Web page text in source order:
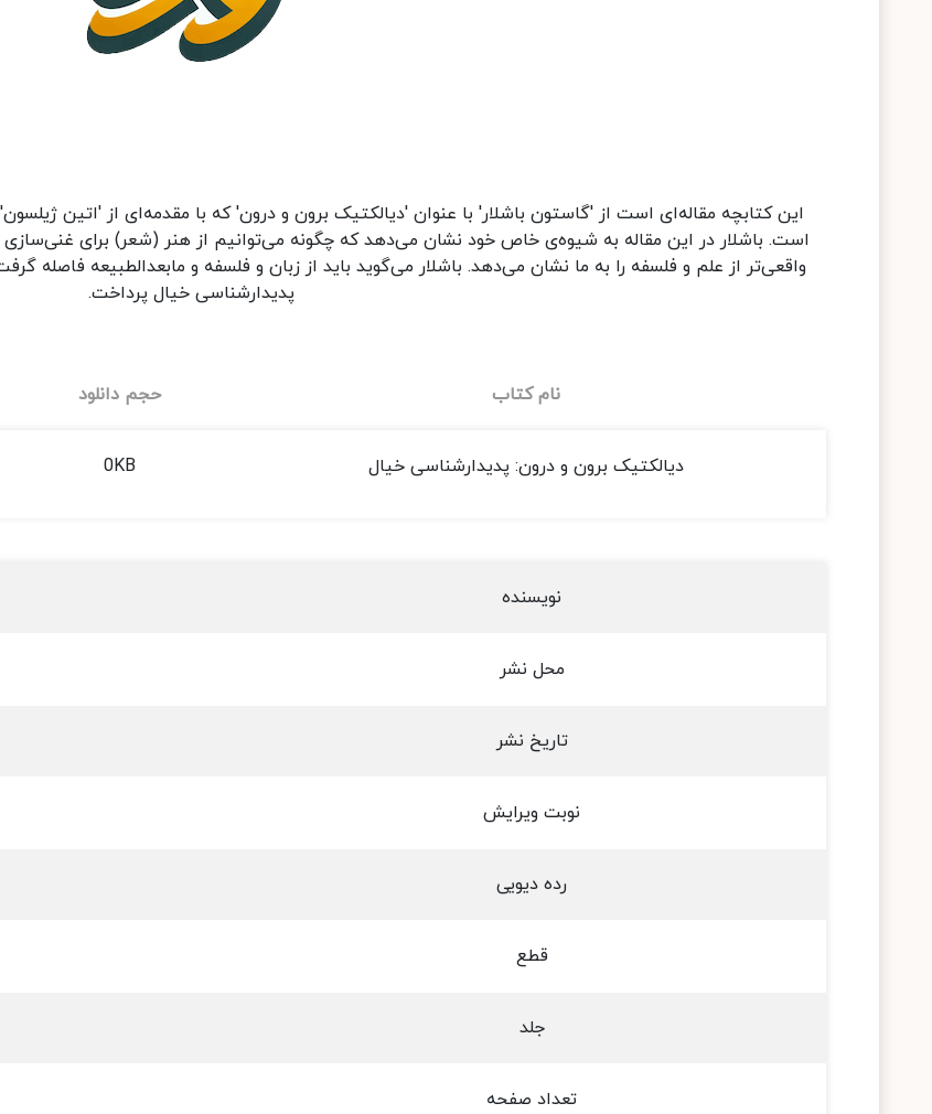
این کتابچه مقاله‌ای است از 'گاستون باشلار' با عنوان 'دیالکتیک برون و درون' که با مقدمه‌ای از 'اتین
است. باشلار در این مقاله به شیوه‌ی خاص خود نشان می‌دهد که چگونه می‌توانیم از هنر (شعر) برای غنی‌سازی
واقعی‌تر از علم و فلسفه را به ما نشان می‌دهد. باشلار می‌گوید باید از زبان و فلسفه و مابعدالطبیعه
پدیدارشناسی خیال پرداخت.
نام کتاب حجم دانلود
دیالکتیک برون و درون: پدیدارشناسی خیال 0KB
نویسنده
محل نشر
تاریخ نشر
نوبت ویرایش
رده دیویی
قطع
جلد
تعداد صفحه